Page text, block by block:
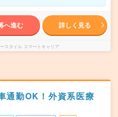
へ進む 詳しく見る
スタイル スマートキャリア
通勤OK！外資系医療